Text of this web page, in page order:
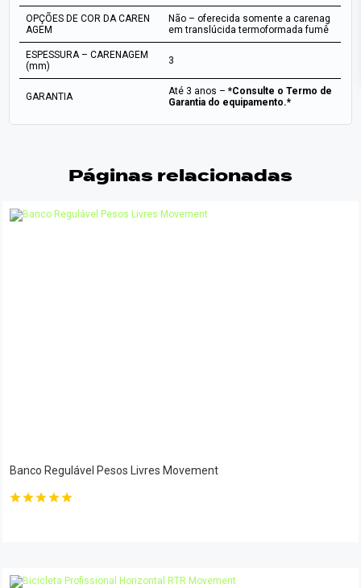
OPÇÕES DE COR DA CAREN
AGEM
Não – oferecida somente a carenag
em translúcida termoformada fumê
ESPESSURA – CARENAGEM
(mm)
3
GARANTIA Até 3 anos –*Consulte o Termo de
Garantia do equipamento.*
Páginas relacionadas
Banco Regulável Pesos Livres Movement